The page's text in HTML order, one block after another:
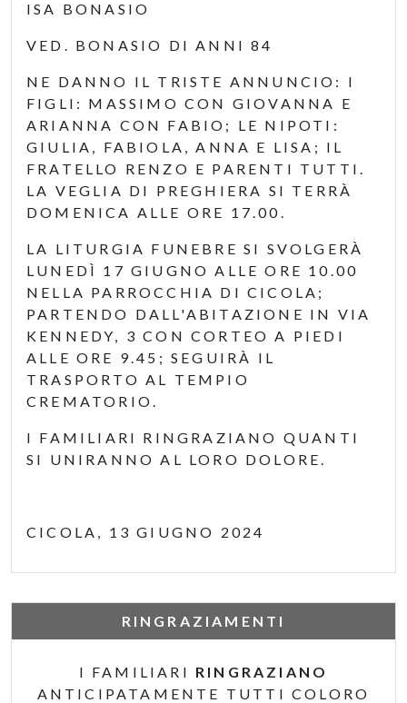
ISA BONASIO
VED. BONASIO DI ANNI 84
NE DANNO IL TRISTE ANNUNCIO: I
FIGLI: MASSIMO CON GIOVANNA E
ARIANNA CON FABIO; LE NIPOTI:
GIULIA, FABIOLA, ANNA E LISA; IL
FRATELLO RENZO E PARENTI TUTTI.
LA VEGLIA DI PREGHIERA SI TERRÀ
DOMENICA ALLE ORE 17.00.
LA LITURGIA FUNEBRE SI SVOLGERÀ
LUNEDÌ 17 GIUGNO ALLE ORE 10.00
NELLA PARROCCHIA DI CICOLA;
PARTENDO DALL'ABITAZIONE IN VIA
KENNEDY, 3 CON CORTEO A PIEDI
ALLE ORE 9.45; SEGUIRÀ IL
TRASPORTO AL TEMPIO
CREMATORIO.
I FAMILIARI RINGRAZIANO QUANTI
SI UNIRANNO AL LORO DOLORE.
CICOLA, 13 GIUGNO 2024
RINGRAZIAMENTI
I FAMILIARI RINGRAZIANO
ANTICIPATAMENTE TUTTI COLORO